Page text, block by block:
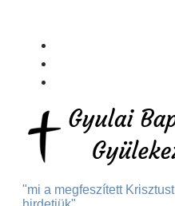
Content
"mi a megfeszített Krisztust